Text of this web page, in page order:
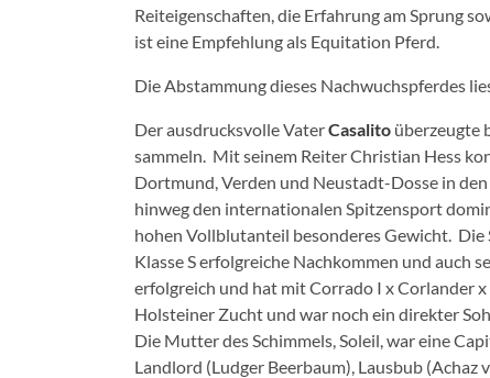
Reiteigenschaften, die Erfahrung am Sprung
ist eine Empfehlung als Equitation Pferd.
Die Abstammung dieses Nachwuchspferdes
Der ausdrucksvolle VaterCasalito überzeugte
sammeln. Mit seinem Reiter Christian Hess
Dortmund, Verden und Neustadt-Dosse in
hinweg den internationalen Spitzensport
hohen Vollblutanteil besonderes Gewicht.
Klasse S erfolgreiche Nachkommen und auch
erfolgreich und hat mit Corrado I x Corlander
Holsteiner Zucht und war noch ein direkter
Die Mutter des Schimmels, Soleil, war eine
Landlord (Ludger Beerbaum), Lausbub